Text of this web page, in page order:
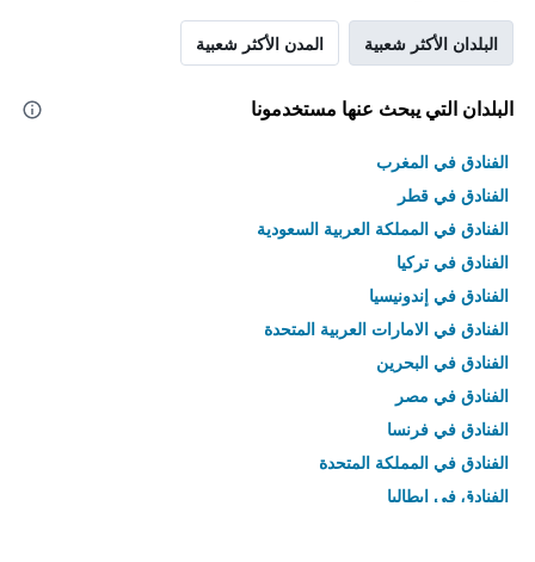
البلدان الأكثر شعبية المدن الأكثر شعبية
البلدان التي يبحث عنها مستخدمونا
الفنادق في المغرب
الفنادق في قطر
الفنادق في المملكة العربية السعودية
الفنادق في تركيا
الفنادق في إندونيسيا
الفنادق في الامارات العربية المتحدة
الفنادق في البحرين
الفنادق في مصر
الفنادق في فرنسا
الفنادق في المملكة المتحدة
الفنادق في إيطاليا